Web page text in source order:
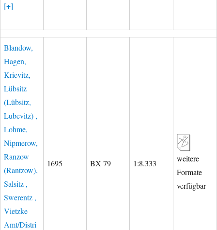
[+]
Blandow,
Hagen,
Krievitz,
Lübsitz
(Lübsitz,
Lubevitz) ,
Lohme,
Nipmerow,
Ranzow
(Rantzow),
Salsitz ,
Swerentz ,
Vietzke
Amt/Distri
1695 BX 79 1:8.333
weitere
Formate
verfügbar